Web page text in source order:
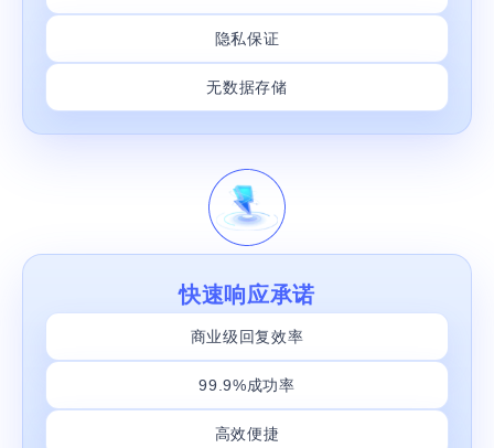
隐私保证
无数据存储
快速响应承诺
商业级回复效率
99.9%成功率
高效便捷